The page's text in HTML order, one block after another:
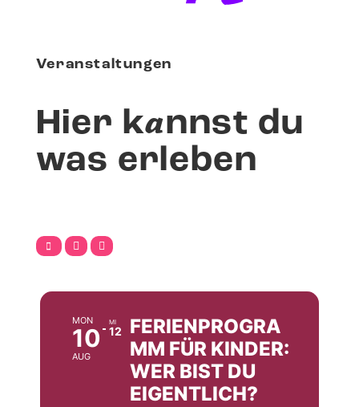
Veranstaltungen
Hier kannst du
was erleben
MON
10
AUG
MI
12
FERIENPROGRA
MM FÜR KINDER:
WER BIST DU
EIGENTLICH?